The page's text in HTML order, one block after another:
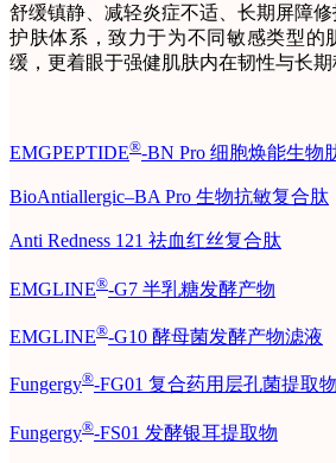
舒缓镇静、减轻炎症不适、长期屏障
护肤体系，致力于为不同敏感类型的
缓，更着眼于强健肌肤内在韧性与长期
EMGPEPTIDE®-BN Pro 细胞焕能生物
BioAntiallergic–BA Pro 生物抗敏复合肽
Anti Redness 121 祛血红丝复合肽
EMGLINE®-G7 半乳糖发酵产物
EMGLINE®-G10 酵母菌发酵产物滤液
Fungergy®-FG01 复合药用层孔菌提取物
Fungergy®-FS01 发酵银耳提取物